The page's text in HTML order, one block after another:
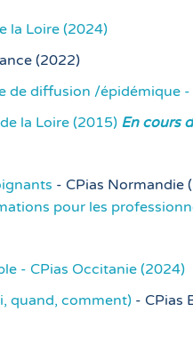
la Loire (2024)
(2022)
de diffusion /épidémique -
la Loire (2015) En cours
- CPias Normandie
pour les
- CPias Occitanie (2024)
quand, comment) - CPias